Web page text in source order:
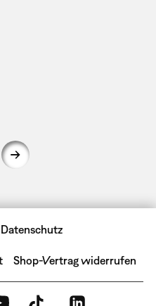
Datenschutz
Shop-Vertrag widerrufen